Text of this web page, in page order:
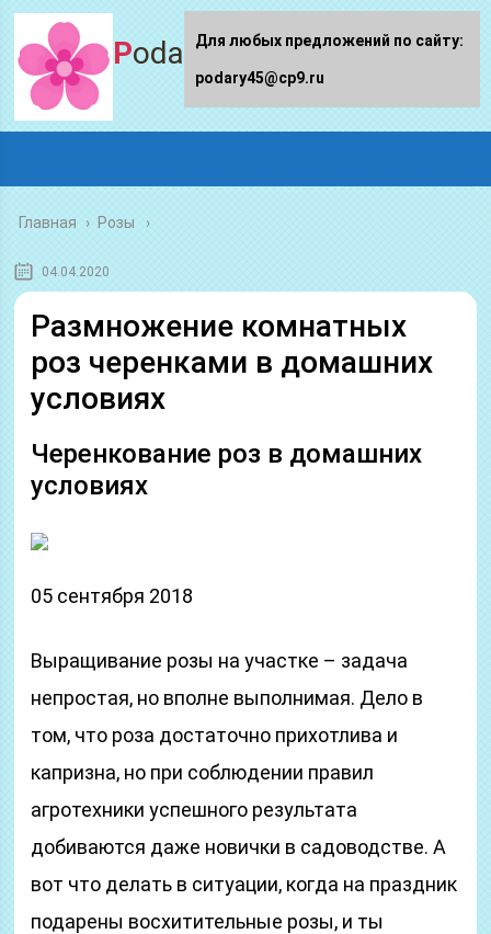
Podary45.ru
Главная › Розы
04.04.2020
Размножение комнатных
роз черенками в домашних
условиях
Черенкование роз в домашних
условиях
05 сентября 2018
Выращивание розы на участке – задача
непростая, но вполне выполнимая. Дело в
том, что роза достаточно прихотлива и
капризна, но при соблюдении правил
агротехники успешного результата
добиваются даже новички в садоводстве. А
вот что делать в ситуации, когда на праздник
подарены восхитительные розы, и ты
Для любых предложений по сайту:
podary45@cp9.ru